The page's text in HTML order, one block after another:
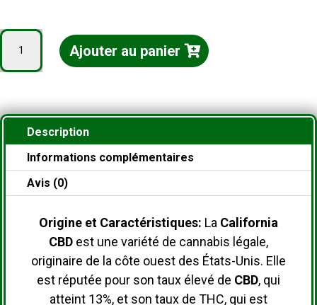
quantité
California
13%
Ajouter au panier
Description
Informations complémentaires
Avis (0)
Origine et Caractéristiques: La California
CBD est une variété de cannabis légale,
originaire de la côte ouest des États-Unis. Elle
est réputée pour son taux élevé de CBD, qui
atteint 13%, et son taux de THC, qui est